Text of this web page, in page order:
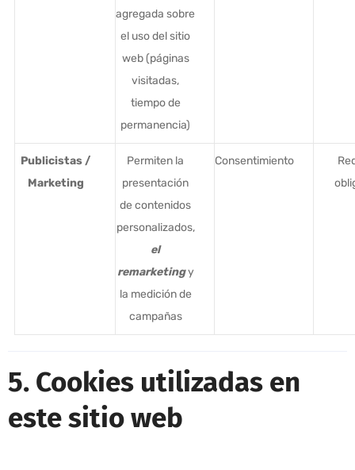
agregada sobre
el uso del sitio
web (páginas
visitadas,
tiempo de
permanencia)
Publicistas /
Marketing
Permiten la
presentación
de contenidos
personalizados,
el
remarketingy
la medición de
campañas
Consentimiento
5. Cookies utilizadas en
este sitio web